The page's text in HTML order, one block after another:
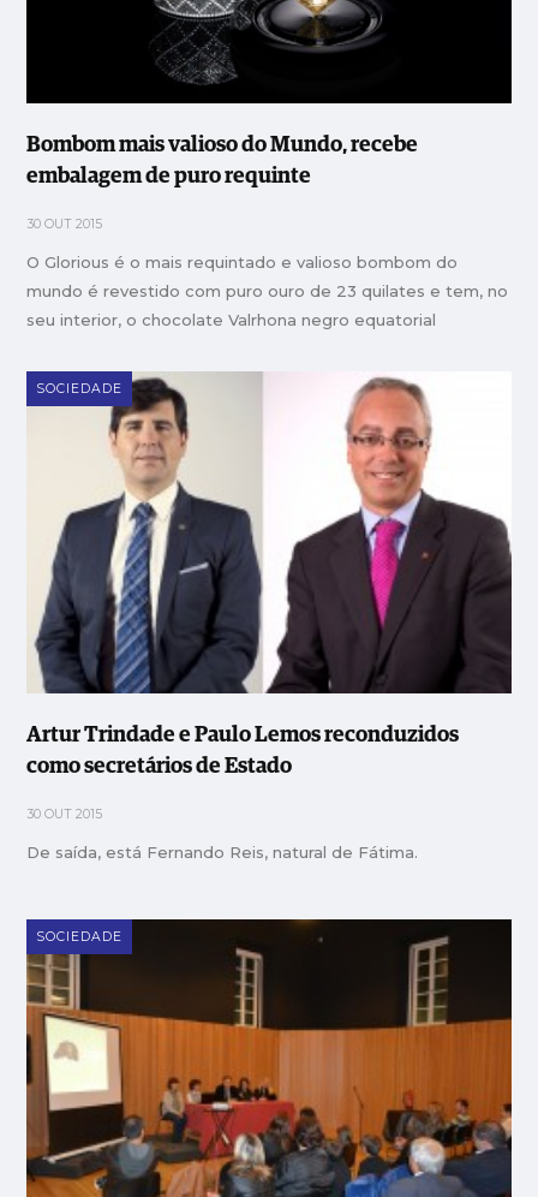
Bombom mais valioso do Mundo, recebe
embalagem de puro requinte
30 OUT 2015
O Glorious é o mais requintado e valioso bombom do
mundo é revestido com puro ouro de 23 quilates e tem, no
seu interior, o chocolate Valrhona negro equatorial
SOCIEDADE
Artur Trindade e Paulo Lemos reconduzidos
como secretários de Estado
30 OUT 2015
De saída, está Fernando Reis, natural de Fátima.
SOCIEDADE